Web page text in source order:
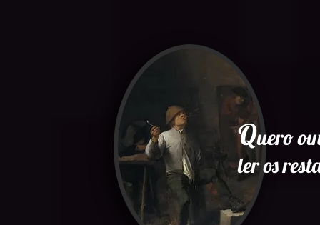
Quero
ler os